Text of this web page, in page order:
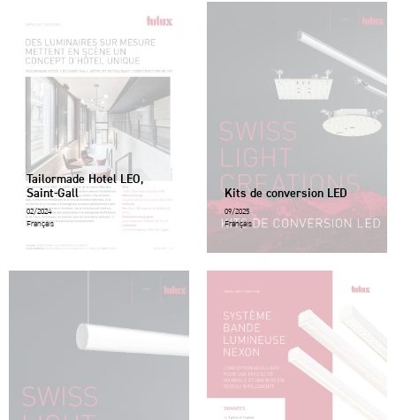
Tailormade Hotel LEO,
Saint-Gall
02/2024
Français
Kits de conversion LED
09/2025
Français